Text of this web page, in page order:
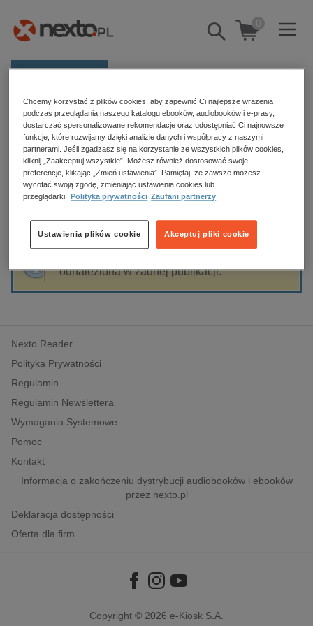
Pokaż/schowaj
wyszukiwarkę
0
Kategorie
Zobacz wszystkie E-prasa
budownictwo, aranżacja wnętrz
biznesowe, branżowe, gospodarka
dzienniki
edukacja
hobby, sport, rozrywka
komputery, internet, technologie, informatyka
polityka, społeczno-informacyjne
psychologiczne
inne
popularno-naukowe
historia
Strona główna Aleksander Panasiuk
Aleksander Panasiuk
Sortowanie Filtrowanie
odnaleziona w żadnej publikacji.
Nexto Reader
Polityka Prywatności
Regulamin
Regulamin Newslettera
Wymagania Systemowe
Pomoc
Kontakt
Informacja o zakończeniu dystrybucji audiobooków i ebooków
przez nexto.pl
Deklaracja dostępności
Oferta dla firm
Copyright © 2026 e-Kiosk S.A.
Chcemy korzystać z plików cookies, aby zapewnić Ci najlepsze wrażenia
podczas przeglądania naszego katalogu ebooków, audiobooków i e-prasy,
dostarczać spersonalizowane rekomendacje oraz udostępniać Ci najnowsze
funkcje, które rozwijamy dzięki analizie danych i współpracy z naszymi
partnerami. Jeśli zgadzasz się na korzystanie ze wszystkich plików cookies,
kliknij „Zaakceptuj wszystkie”. Możesz również dostosować swoje
preferencje, klikając „Zmień ustawienia”. Pamiętaj, że zawsze możesz
wycofać swoją zgodę, zmieniając ustawienia cookies lub
przeglądarki.
Polityka prywatności Zaufani partnerzy
Akceptuj pliki cookie
Ustawienia plików cookie